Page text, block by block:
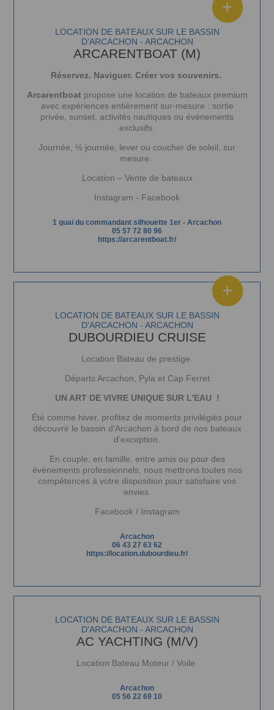
LOCATION DE BATEAUX SUR LE BASSIN
D'ARCACHON - ARCACHON
ARCARENTBOAT (M)
Réservez. Naviguer. Créer vos souvenirs.
Arcarentboatpropose une location de bateaux premium
avec expériences entièrement sur-mesure : sortie
privée, sunset, activités nautiques ou événements
exclusifs.
Journée, ½ journée, lever ou coucher de soleil, sur
mesure.
Location – Vente de bateaux
Instagram - Facebook
1 quai du commandant silhouette 1er - Arcachon
05 57 72 80 96
https://arcarentboat.fr/
LOCATION DE BATEAUX SUR LE BASSIN
D'ARCACHON - ARCACHON
DUBOURDIEU CRUISE
Location Bateau de prestige
Départs Arcachon, Pyla et Cap Ferret
UN ART DE VIVRE UNIQUE SUR L’EAU !
Été comme hiver, profitez de moments privilégiés pour
découvrir le bassin d’Arcachon à bord de nos bateaux
d’exception.
En couple, en famille, entre amis ou pour des
évènements professionnels, nous mettrons toutes nos
compétences à votre disposition pour satisfaire vos
envies.
Facebook/ Instagram
Arcachon
06 43 27 63 62
https://location.dubourdieu.fr/
LOCATION DE BATEAUX SUR LE BASSIN
D'ARCACHON - ARCACHON
AC YACHTING (M/V)
Location Bateau Moteur / Voile
Arcachon
05 56 22 69 10